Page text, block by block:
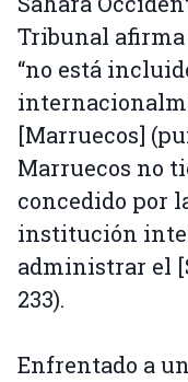
Tribunal afirma
“no está
[Marruecos]
Marruecos no
concedido por
institución
administrar el
233).
Enfrentado a